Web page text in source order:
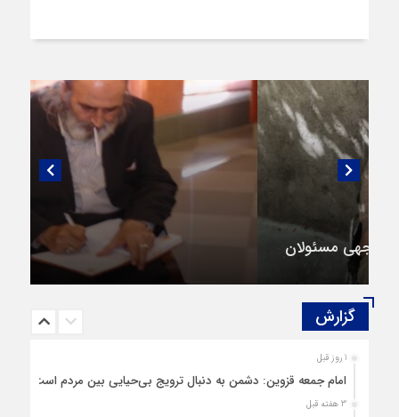
گفتگویی منتشر نشده با پروفسور اهرنجانی،
صاحب نظریه سه‌ شاخگی (۳C)
گزارش‌
1 روز قبل
امام جمعه قزوین: دشمن به دنبال ترویج بی‌حیایی بین مردم است
3 هفته قبل